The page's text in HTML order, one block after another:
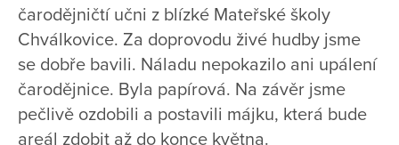
čarodějničtí učni z blízké Mateřské školy
Chválkovice. Za doprovodu živé hudby jsme
se dobře bavili. Náladu nepokazilo ani upálení
čarodějnice. Byla papírová. Na závěr jsme
pečlivě ozdobili a postavili májku, která bude
areál zdobit až do konce května.